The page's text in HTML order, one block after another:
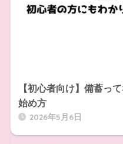
【初心者向け】備蓄っ
始め方
2026年5月6日